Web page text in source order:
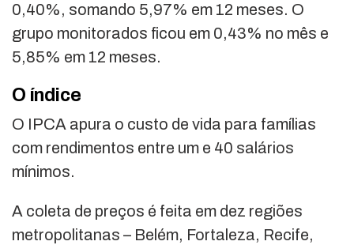
0,40%, somando 5,97% em 12 meses. O
grupo monitorados ficou em 0,43% no mês e
5,85% em 12 meses.
O índice
O IPCA apura o custo de vida para famílias
com rendimentos entre um e 40 salários
mínimos.
A coleta de preços é feita em dez regiões
metropolitanas – Belém, Fortaleza, Recife,